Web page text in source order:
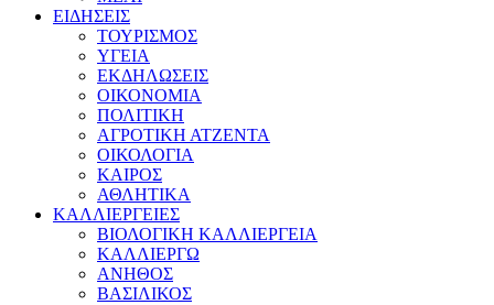
ΕΙΔΗΣΕΙΣ
ΤΟΥΡΙΣΜΟΣ
ΥΓΕΙΑ
ΕΚΔΗΛΩΣΕΙΣ
ΟΙΚΟΝΟΜΙΑ
ΠΟΛΙΤΙΚΗ
ΑΓΡΟΤΙΚΗ ΑΤΖΕΝΤΑ
ΟΙΚΟΛΟΓΙΑ
ΚΑΙΡΟΣ
ΑΘΛΗΤΙΚΑ
ΚΑΛΛΙΕΡΓΕΙΕΣ
ΒΙΟΛΟΓΙΚΗ ΚΑΛΛΙΕΡΓΕΙΑ
ΚΑΛΛΙΕΡΓΩ
ΑΝΗΘΟΣ
ΒΑΣΙΛΙΚΟΣ